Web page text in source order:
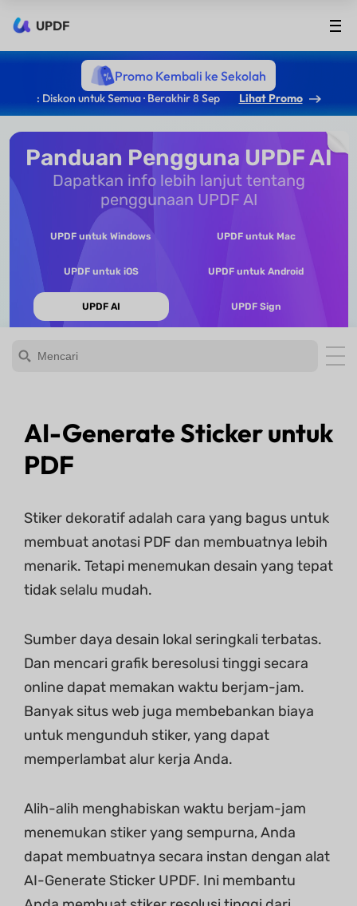
UPDF
Promo Kembali ke Sekolah
: Diskon untuk Semua · Berakhir 8 Sep Lihat Promo
Panduan Pengguna UPDF AI
Dapatkan info lebih lanjut tentang
penggunaan UPDF AI
UPDF untuk Windows UPDF untuk Mac
UPDF untuk iOS UPDF untuk Android
UPDF AI UPDF Sign
AI-Generate Sticker untuk
PDF
Stiker dekoratif adalah cara yang bagus untuk
membuat anotasi PDF dan membuatnya lebih
menarik. Tetapi menemukan desain yang tepat
tidak selalu mudah.
Sumber daya desain lokal seringkali terbatas.
Dan mencari grafik beresolusi tinggi secara
online dapat memakan waktu berjam-jam.
Banyak situs web juga membebankan biaya
untuk mengunduh stiker, yang dapat
memperlambat alur kerja Anda.
Alih-alih menghabiskan waktu berjam-jam
menemukan stiker yang sempurna, Anda
dapat membuatnya secara instan dengan alat
AI-Generate Sticker UPDF. Ini membantu